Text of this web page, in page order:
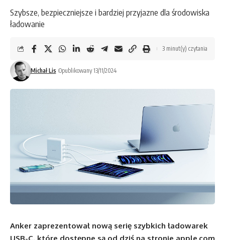
Szybsze, bezpieczniejsze i bardziej przyjazne dla środowiska
ładowanie
Michał Lis Opublikowany 13/11/2024
3 minut(y) czytania
Anker zaprezentował nową serię szybkich ładowarek
USB-C, które dostępne są od dziś na stronie apple.com